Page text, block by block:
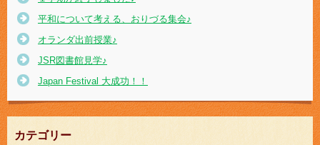
平和について考える、おりづる集会♪
オランダ出前授業♪
JSR図書館見学♪
Japan Festival 大成功！！
カテゴリー